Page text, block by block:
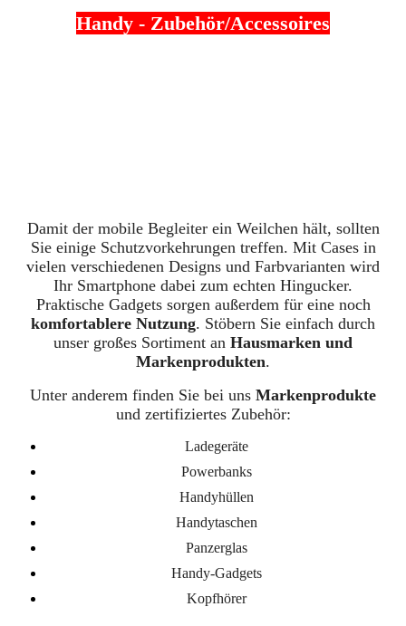
Handy - Zubehör/Accessoires
Damit der mobile Begleiter ein Weilchen hält, sollten
Sie einige Schutzvorkehrungen treffen. Mit Cases in
vielen verschiedenen Designs und Farbvarianten wird
Ihr Smartphone dabei zum echten Hingucker.
Praktische Gadgets sorgen außerdem für eine noch
komfortablere Nutzung. Stöbern Sie einfach durch
unser großes Sortiment an Hausmarken und
Markenprodukten.
Unter anderem finden Sie bei uns Markenprodukte
und zertifiziertes Zubehör:
Ladegeräte
Powerbanks
Handyhüllen
Handytaschen
Panzerglas
Handy-Gadgets
Kopfhörer